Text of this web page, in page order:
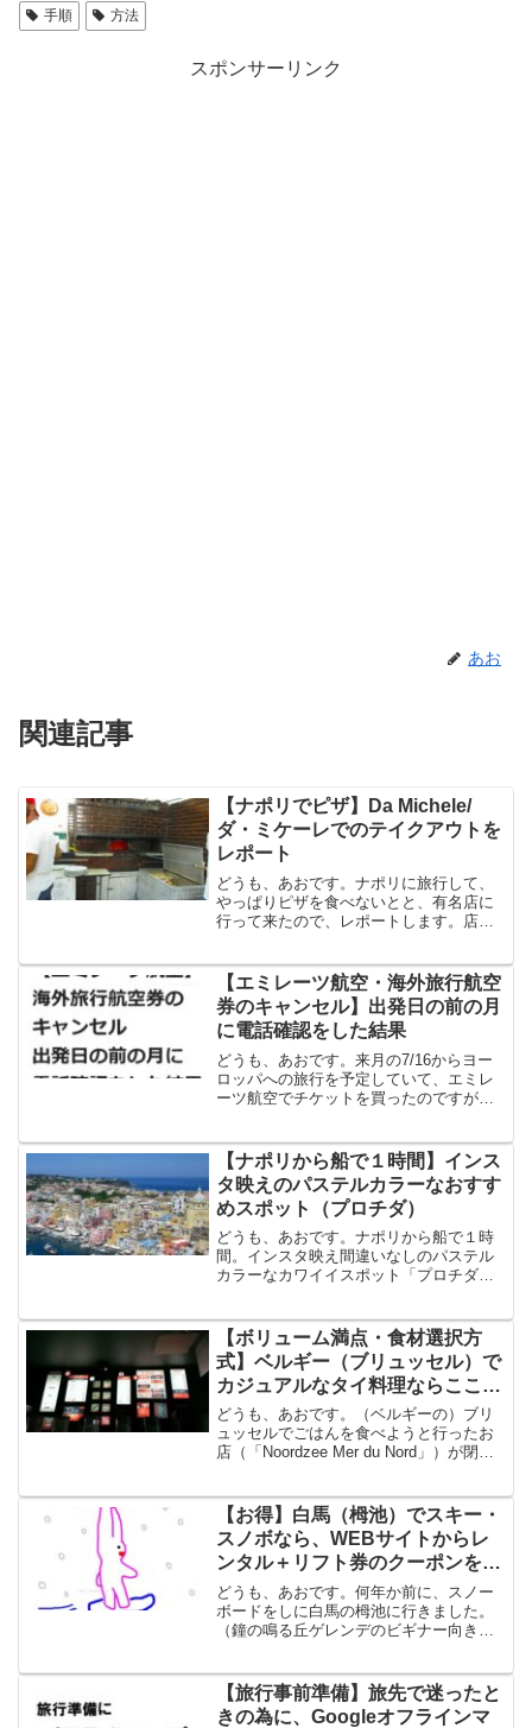
手順
方法
スポンサーリンク
あお
関連記事
【ナポリでピザ】Da Michele/
ダ・ミケーレでのテイクアウトを
レポート
どうも、あおです。ナポリに旅行して、
やっぱりピザを食べないとと、有名店に
行って来たので、レポートします。店
ら徒歩１５分ほど。いつ行っても、行...
【エミレーツ航空・海外旅行航空
券のキャンセル】出発日の前の月
に電話確認をした結果
どうも、あおです。来月の7/16からヨー
ロッパへの旅行を予定していて、エミレ
ーツ航空でチケットを買ったのですが、
ーツ航空に電話しました。電話番号：03-
6743-456...
【ナポリから船で１時間】インス
タ映えのパステルカラーなおすす
めスポット（プロチダ）
どうも、あおです。ナポリから船で１時
間。インスタ映え間違いなしのパステル
カラーなカワイイスポット「プロチダ
ェレッロ港」に行きます。チケット売り
場がかなり混雑する...
【ボリューム満点・食材選択方
式】ベルギー（ブリュッセル）で
カジュアルなタイ料理ならここ
「gatsugatsu」
どうも、あおです。（ベルギーの）ブリ
ュッセルでごはんを食べようと行ったお
店（「Noordzee Mer du Nord」）が閉ま
メモ。（2019年7月に旅行で行きました...
【お得】白馬（栂池）でスキー・
スノボなら、WEBサイトからレ
ンタル＋リフト券のクーポンを
GETせよ
どうも、あおです。何年か前に、スノー
ボードをしに白馬の栂池に行きました。
（鐘の鳴る丘ゲレンデのビギナー向きの
スノーボードの靴と板をレンタルしたの
ですが、1日で５８００...
【旅行事前準備】旅先で迷ったと
きの為に、Googleオフラインマ